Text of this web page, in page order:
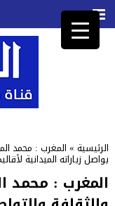
الرئيسية» المغرب : محمد
يواصل زياراته الميدانية
المغرب : محمد